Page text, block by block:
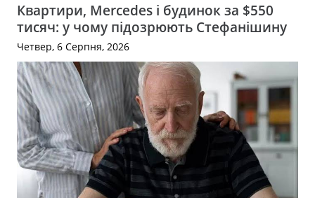
Квартири, Mercedes і будинок за $550
тисяч: у чому підозрюють Стефанішину
Четвер, 6 Серпня, 2026